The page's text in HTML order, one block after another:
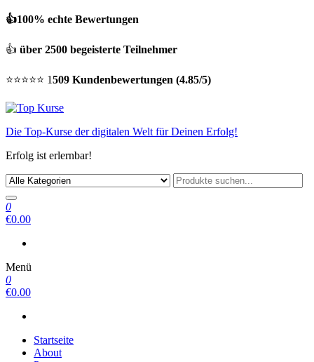
👍100% echte Bewertungen
👍 über 2500 begeisterte Teilnehmer
⭐⭐⭐⭐⭐ 1509 Kundenbewertungen (4.85/5)
Die Top-Kurse der digitalen Welt für Deinen Erfolg!
Erfolg ist erlernbar!
0
€0.00
Menü
0
€0.00
Startseite
About